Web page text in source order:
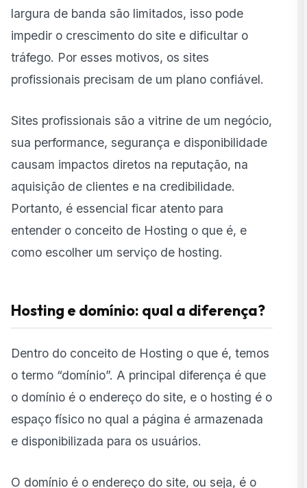
largura de banda são limitados, isso pode
impedir o crescimento do site e dificultar o
tráfego. Por esses motivos, os sites
profissionais precisam de um plano confiável.
Sites profissionais são a vitrine de um negócio,
sua performance, segurança e disponibilidade
causam impactos diretos na reputação, na
aquisição de clientes e na credibilidade.
Portanto, é essencial ficar atento para
entender o conceito de Hosting o que é, e
como escolher um serviço de hosting.
Hosting e domínio: qual a diferença?
Dentro do conceito de Hosting o que é, temos
o termo “domínio”. A principal diferença é que
o domínio é o endereço do site, e o hosting é o
espaço físico no qual a página é armazenada
e disponibilizada para os usuários.
O domínio é o endereço do site, ou seja, é o